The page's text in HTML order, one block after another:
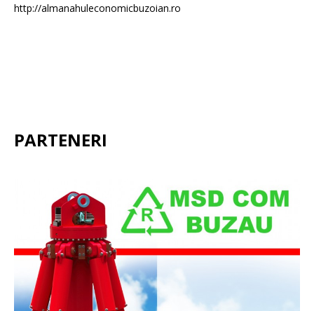
http://almanahuleconomicbuzoian.ro
PARTENERI